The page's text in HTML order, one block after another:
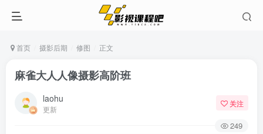
首页 摄影后期 修图 正文
麻雀大人人像摄影高阶班
laohu
更新
关注
249